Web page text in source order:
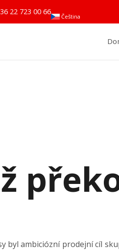
Čeština
22 723 00 66
byl ambiciózní prodejní cíl